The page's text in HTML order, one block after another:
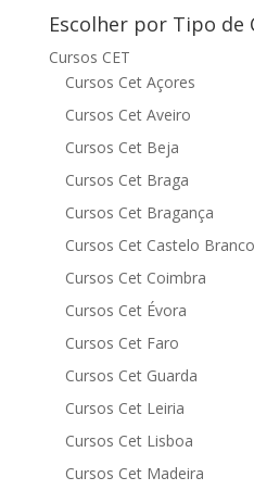
Escolher por Tipo
Cursos CET
Cursos Cet Açores
Cursos Cet Aveiro
Cursos Cet Beja
Cursos Cet Braga
Cursos Cet Bragança
Cursos Cet Castelo Branco
Cursos Cet Coimbra
Cursos Cet Évora
Cursos Cet Faro
Cursos Cet Guarda
Cursos Cet Leiria
Cursos Cet Lisboa
Cursos Cet Madeira